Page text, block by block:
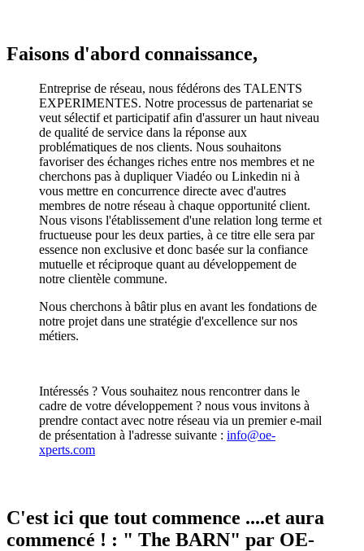
Faisons d'abord connaissance,
Entreprise de réseau, nous fédérons des TALENTS
EXPERIMENTES. Notre processus de partenariat se
veut sélectif et participatif afin d'assurer un haut niveau
de qualité de service dans la réponse aux
problématiques de nos clients. Nous souhaitons
favoriser des échanges riches entre nos membres et ne
cherchons pas à dupliquer Viadéo ou Linkedin ni à
vous mettre en concurrence directe avec d'autres
membres de notre réseau à chaque opportunité client.
Nous visons l'établissement d'une relation long terme et
fructueuse pour les deux parties, à ce titre elle sera par
essence non exclusive et donc basée sur la confiance
mutuelle et réciproque quant au développement de
notre clientèle commune.
Nous cherchons à bâtir plus en avant les fondations de
notre projet dans une stratégie d'excellence sur nos
métiers.
Intéressés ? Vous souhaitez nous rencontrer dans le
cadre de votre développement ? nous vous invitons à
prendre contact avec notre réseau via un premier e-mail
de présentation à l'adresse suivante : info@oe-
xperts.com
C'est ici que tout commence ....et aura
commencé ! : " The BARN" par OE-